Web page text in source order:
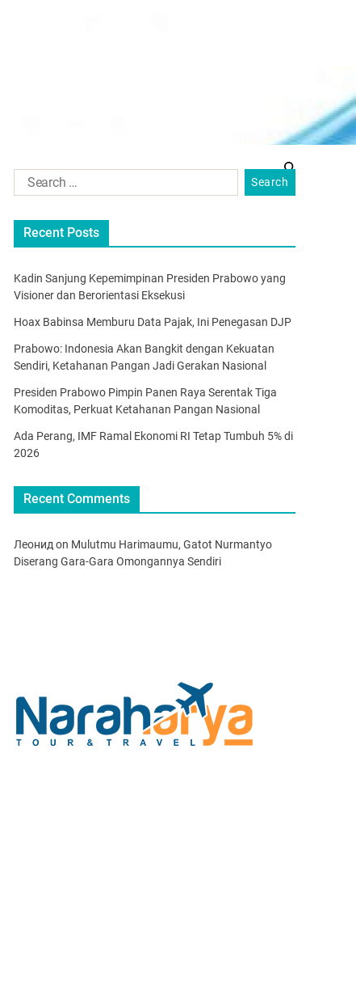
Recent Posts
Kadin Sanjung Kepemimpinan Presiden Prabowo yang
Visioner dan Berorientasi Eksekusi
Hoax Babinsa Memburu Data Pajak, Ini Penegasan DJP
Prabowo: Indonesia Akan Bangkit dengan Kekuatan
Sendiri, Ketahanan Pangan Jadi Gerakan Nasional
Presiden Prabowo Pimpin Panen Raya Serentak Tiga
Komoditas, Perkuat Ketahanan Pangan Nasional
Ada Perang, IMF Ramal Ekonomi RI Tetap Tumbuh 5% di
2026
Recent Comments
Леонид on Mulutmu Harimaumu, Gatot Nurmantyo
Diserang Gara-Gara Omongannya Sendiri